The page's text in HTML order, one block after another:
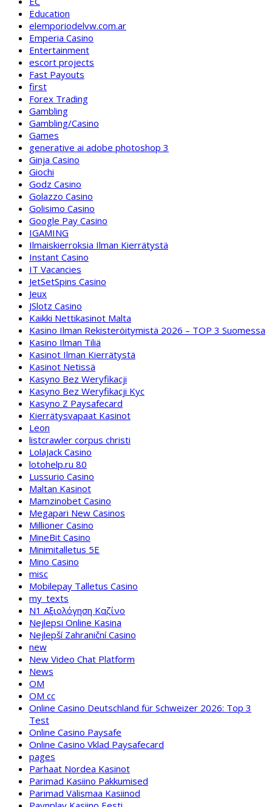
Education
elemporiodelvw.com.ar
Emperia Casino
Entertainment
escort projects
Fast Payouts
first
Forex Trading
Gambling
Gambling/Casino
Games
generative ai adobe photoshop 3
Ginja Casino
Giochi
Godz Casino
Golazzo Casino
Golisimo Casino
Google Pay Casino
IGAMING
Ilmaiskierroksia Ilman Kierrätystä
Instant Casino
IT Vacancies
JetSetSpins Casino
Jeux
JSlotz Casino
Kaikki Nettikasinot Malta
Kasino Ilman Rekisteröitymistä 2026 – TOP 3 Suomessa
Kasino Ilman Tiliä
Kasinot Ilman Kierrätystä
Kasinot Netissä
Kasyno Bez Weryfikacji
Kasyno Bez Weryfikacji Kyc
Kasyno Z Paysafecard
Kierrätysvapaat Kasinot
Leon
listcrawler corpus christi
LolaJack Casino
lotohelp.ru 80
Lussurio Casino
Maltan Kasinot
Mamzinobet Casino
Megapari New Casinos
Millioner Casino
MineBit Casino
Minimitalletus 5E
Mino Casino
misc
Mobilepay Talletus Casino
my_texts
N1 Αξιολόγηση Καζίνο
Nejlepsi Online Kasina
Nejlepší Zahraniční Casino
new
New Video Chat Platform
News
OM
OM cc
Online Casino Deutschland für Schweizer 2026: Top 3
Test
Online Casino Paysafe
Online Casino Vklad Paysafecard
pages
Parhaat Nordea Kasinot
Parimad Kasiino Pakkumised
Parimad Välismaa Kasiinod